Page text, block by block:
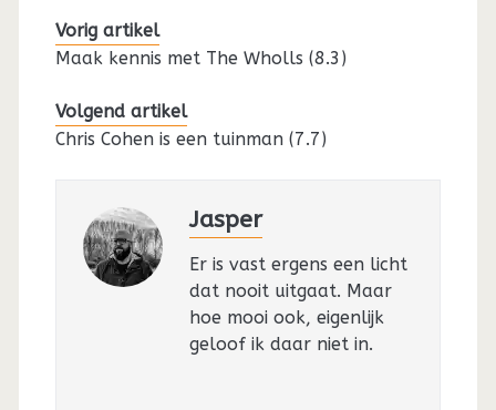
Vorig artikel
Maak kennis met The Wholls (8.3)
Volgend artikel
Chris Cohen is een tuinman (7.7)
Jasper
Er is vast ergens een licht
dat nooit uitgaat. Maar
hoe mooi ook, eigenlijk
geloof ik daar niet in.